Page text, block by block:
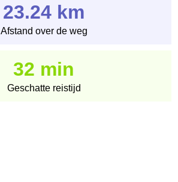
23.24 km
Afstand over de weg
32 min
Geschatte reistijd